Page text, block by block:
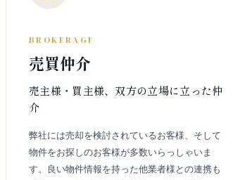
BROKERAGE
売買仲介
売主様・買主様、双方の立場に立った仲
介
弊社には売却を検討されているお客様、そして
物件をお探しのお客様が多数いらっしゃいま
す。良い物件情報を持った他業者様との連携も